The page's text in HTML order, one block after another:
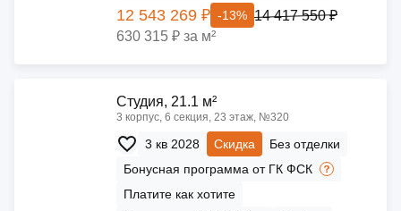
12 543 269 ₽ -13% 14 417 550 ₽
630 315 ₽ за м²
Cтудия, 21.1 м²
3 корпус, 6 секция, 23 этаж, №320
3 кв 2028 Скидка
Без отделки
Бонусная программа от ГК ФСК
Платите как хотите